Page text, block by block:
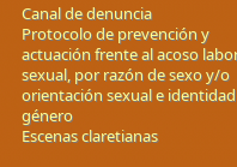
Canal de denuncia
Protocolo de prevención y
actuación frente al acoso
sexual, por razón de sexo y/o
orientación sexual e
género
Escenas claretianas